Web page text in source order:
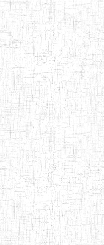
08/08/1983 ENIEG
15/09/2015 ENIEG
01/09/2015 ENIEG